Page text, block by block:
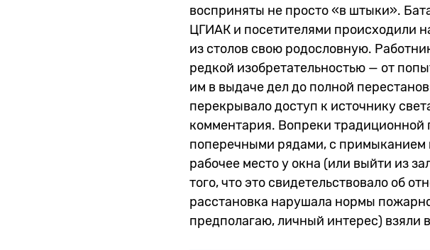
восприняты не просто «в штыки».
ЦГИАК и посетителями происходили
из столов свою родословную.
редкой изобретательностью — от
им в выдаче дел до полной
перекрывало доступ к источнику
комментария. Вопреки традиционной
поперечными рядами, с примыканием
рабочее место у окна (или выйти из
того, что это свидетельствовало об
расстановка нарушала нормы
предполагаю, личный интерес) взяли